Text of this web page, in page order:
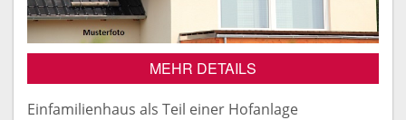
MEHR DETAILS
Einfamilienhaus als Teil einer Hofanlage